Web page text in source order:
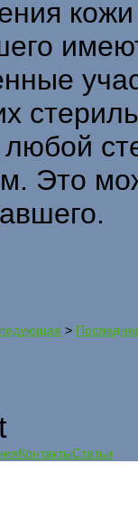
Это
>
КонтактыСтатьи